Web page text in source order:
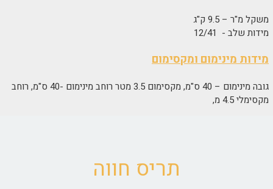
משקל מ"ר – 9.5 ק"ג
מידות שלב - 12/41
מידות מינימום ומקסימום
גובה מינימום – 40 ס"מ, מקסימום 3.5 מטר רוחב מינימום -40 ס"מ, רוחב
מקסימלי 4.5 מ,
תריס חווה